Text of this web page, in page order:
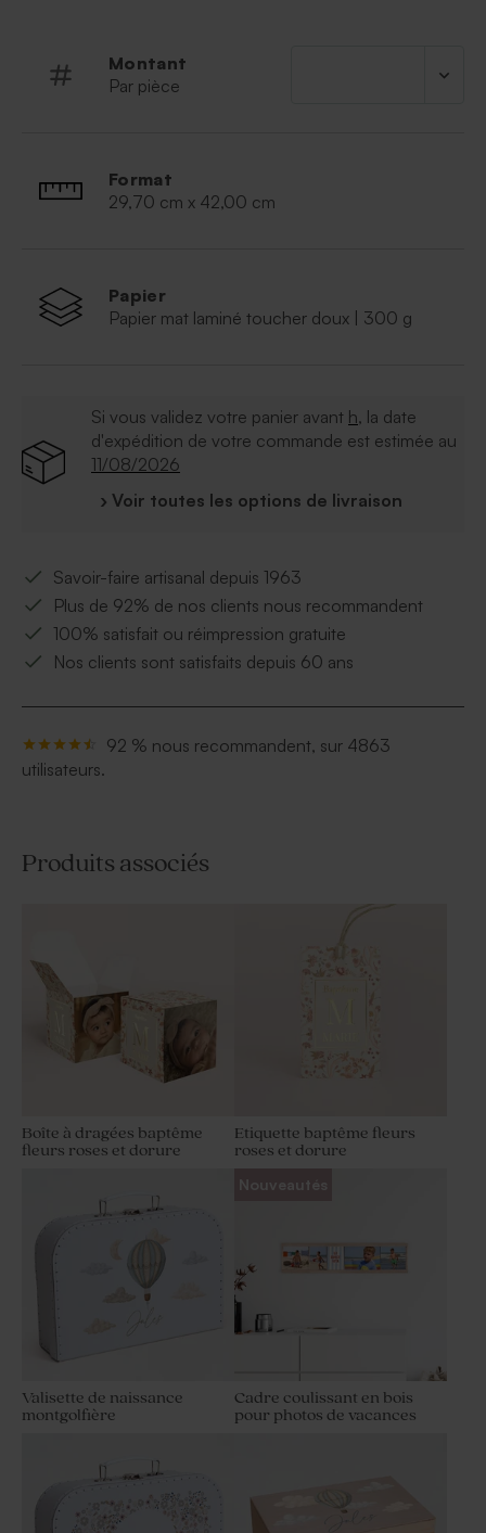
Montant
Par pièce
Format
29,70 cm x 42,00 cm
Papier
Papier mat laminé toucher doux | 300 g
Si vous validez votre panier avant h, la date
d'expédition de votre commande est estimée au
11/08/2026
› Voir toutes les options de livraison
Savoir-faire artisanal depuis 1963
Plus de 92% de nos clients nous recommandent
100% satisfait ou réimpression gratuite
Nos clients sont satisfaits depuis 60 ans
92 % nous recommandent, sur 4863
utilisateurs.
Produits associés
Boîte à dragées baptême
fleurs roses et dorure
Etiquette baptême fleurs
roses et dorure
Valisette de naissance
montgolfière
Nouveautés
Cadre coulissant en bois
pour photos de vacances